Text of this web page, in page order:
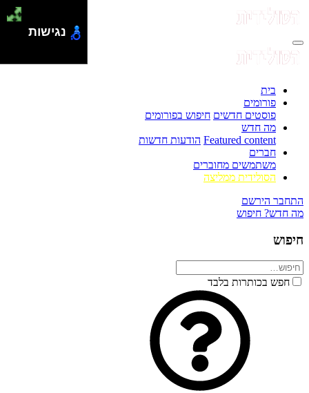
בית
פורומים
פוסטים חדשים חיפוש בפורומים
מה חדש
Featured content הודעות חדשות
חברים
משתמשים מחוברים
הסולידית ממליצה
התחבר הירשם
מה חדש? חיפוש
חיפוש
חפש בכותרות בלבד
נגישות